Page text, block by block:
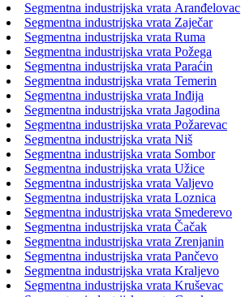
Segmentna industrijska vrata Aranđelovac
Segmentna industrijska vrata Zaječar
Segmentna industrijska vrata Ruma
Segmentna industrijska vrata Požega
Segmentna industrijska vrata Paraćin
Segmentna industrijska vrata Temerin
Segmentna industrijska vrata Inđija
Segmentna industrijska vrata Jagodina
Segmentna industrijska vrata Požarevac
Segmentna industrijska vrata Niš
Segmentna industrijska vrata Sombor
Segmentna industrijska vrata Užice
Segmentna industrijska vrata Valjevo
Segmentna industrijska vrata Loznica
Segmentna industrijska vrata Smederevo
Segmentna industrijska vrata Čačak
Segmentna industrijska vrata Zrenjanin
Segmentna industrijska vrata Pančevo
Segmentna industrijska vrata Kraljevo
Segmentna industrijska vrata Kruševac